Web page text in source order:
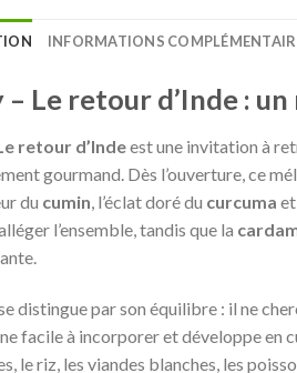
INFORMATIONS
– Le retour d’Inde :
retour d’Indeest une invitation à
gourmand. Dès l’ouverture, ce
du cumin, l’éclat doré du curcuma
l’ensemble, tandis que la
distingue par son équilibre : il ne
facile à incorporer et développe en
le riz, les viandes blanches, les